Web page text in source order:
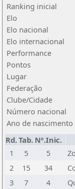
Ranking inicial
Elo
Elo nacional
Elo internacional
Performance
Pontos
Lugar
Federação
Clube/Cidade
Número nacional
Ano de nascimento
Rd.Tab. Nº.Inic.
1
5 5
2
15 34
3
7 4